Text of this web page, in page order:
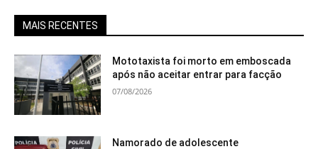
MAIS RECENTES
Mototaxista foi morto em emboscada
após não aceitar entrar para facção
07/08/2026
Namorado de adolescente